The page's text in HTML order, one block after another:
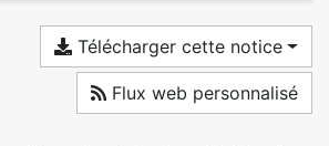
Télécharger cette notice
Flux web personnalisé